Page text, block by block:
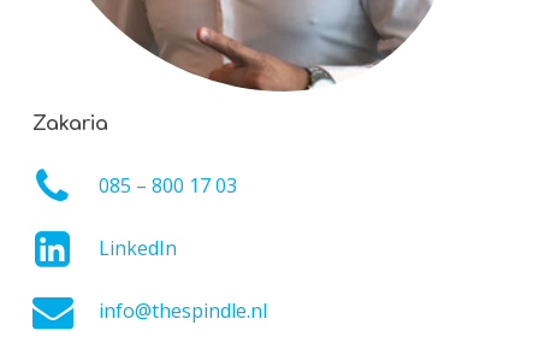
Zakaria
085 – 800 17 03
LinkedIn
info@thespindle.nl